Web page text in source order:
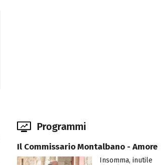
Programmi
Il Commissario Montalbano - Amore
Insomma, inutile